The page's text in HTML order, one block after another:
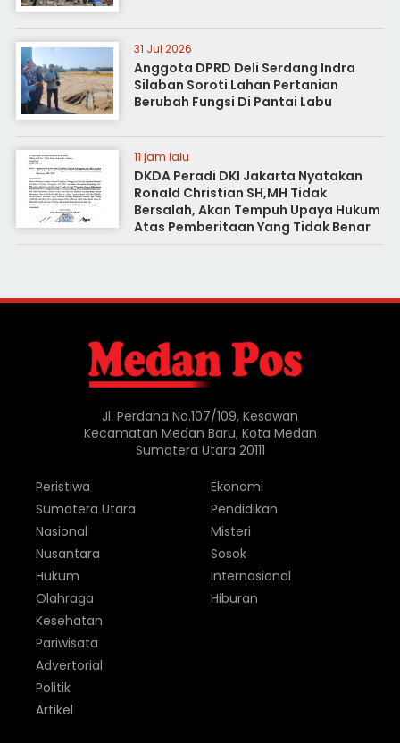
31 Jul 2026
Anggota DPRD Deli Serdang Indra
Silaban Soroti Lahan Pertanian
Berubah Fungsi Di Pantai Labu
11 jam lalu
DKDA Peradi DKI Jakarta Nyatakan
Ronald Christian SH,MH Tidak
Bersalah, Akan Tempuh Upaya Hukum
Atas Pemberitaan Yang Tidak Benar
Jl. Perdana No.107/109, Kesawan
Kecamatan Medan Baru, Kota Medan
Sumatera Utara 20111
Peristiwa
Sumatera Utara
Nasional
Nusantara
Hukum
Olahraga
Ekonomi
Pendidikan
Misteri
Sosok
Internasional
Hiburan
Kesehatan
Pariwisata
Advertorial
Politik
Artikel